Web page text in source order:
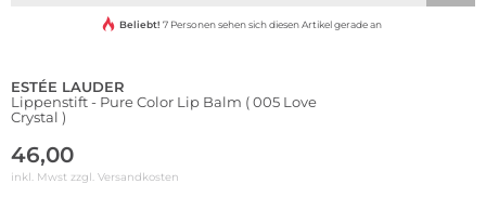
Beliebt! 7 Personen sehen sich diesen Artikel gerade an
ESTÉE LAUDER
Lippenstift - Pure Color Lip Balm ( 005 Love
Crystal )
46,00
inkl. Mwst zzgl. Versandkosten